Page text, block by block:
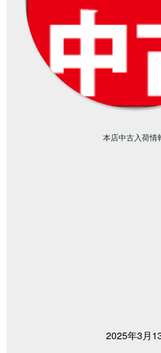
本店中古入荷情
2025年3月